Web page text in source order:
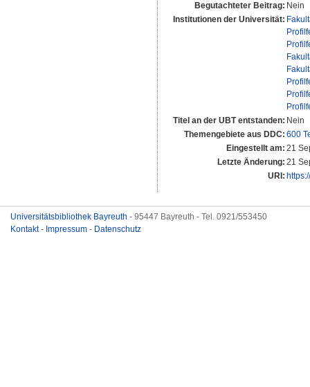
Begutachteter Beitrag: Nein
Institutionen der Universität:
Titel an der UBT entstanden: Nein
Themengebiete aus DDC: 600
Eingestellt am: 21
Letzte Änderung: 21
URI:
Universitätsbibliothek Bayreuth - 95447 Bayreuth - Tel. 0921/553450
Kontakt- Impressum - Datenschutz